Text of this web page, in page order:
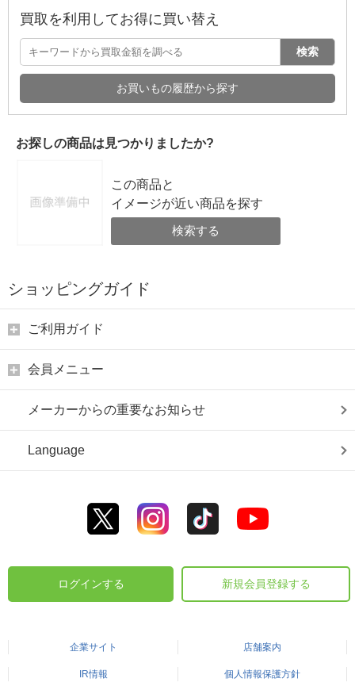
買取を利用してお得に買い替え
検索
お買いもの履歴から探す
お探しの商品は見つかりましたか?
この商品と
イメージが近い商品を探す
検索する
ショッピングガイド
ご利用ガイド
会員メニュー
メーカーからの重要なお知らせ
Language
ログインする 新規会員登録する
企業サイト 店舗案内
IR情報 個人情報保護方針